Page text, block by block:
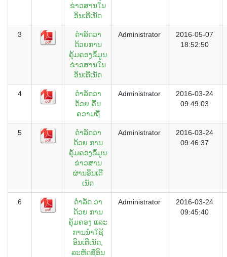
ຂ່າວສານໃນ
ອິນເຕີເນັດ
3
ດຳລັດວ່າ
ດ້ວຍການ
ຄຸ້ມຄອງຂໍ້ມູນ
ຂ່າວສານໃນ
ອິນເຕີເນັດ
Administrator
2016-05-07
18:52:50
4
ດຳລັດວ່າ
ດ້ວຍ ຄື້ນ
ຄວາມຖີ່
Administrator
2016-03-24
09:49:03
5
ດຳລັດວ່າ
ດ້ວຍ ການ
ຄຸ້ມຄອງຂໍ້ມູນ
ຂ່າວສານ
ຜ່ານອິນເຕີ
ເນັດ
Administrator
2016-03-24
09:46:37
6
ດຳ​ລັດ ​ວ່າ​
ດ້ວຍ ການ​
ຄຸ້ມ​ຄອງ ແລະ
ການ​ນຳ​ໃຊ້
ອິນ​ເຕີ​ເນັດ,
ລະ​ຫັດຊື່​ອິນ​
Administrator
2016-03-24
09:45:40